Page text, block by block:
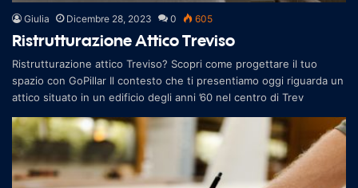
Giulia Dicembre 28, 2023 0 605
Ristrutturazione Attico Treviso
Ristrutturazione attico Treviso? Scopri come progettare il tuo
spazio con GoPillar Il contesto che ti presentiamo oggi riguarda un
attico situato in un edificio degli anni ’60 nel centro di Trev